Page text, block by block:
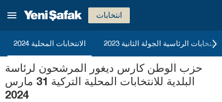
انتخابات
الانتخابات المحلية 2024 2023 الانتخابات الرئاسية الجولة الثانية
حزب الوطن كارس ديغور المرشحون لرئاسة
البلدية للانتخابات المحلية التركية 31 مارس
2024
غيراسون
هاكّاري
هطاي
إيغدير